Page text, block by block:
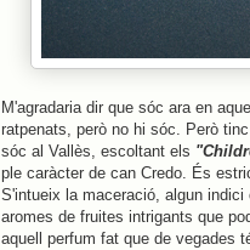
M'agradaria dir que sóc ara en
ratpenats, però no hi sóc. Però
sóc al Vallès, escoltant els
ple caràcter de can Credo. És
S'intueix la maceració, algun
aromes de fruites intrigants que
aquell perfum fat que de vegades